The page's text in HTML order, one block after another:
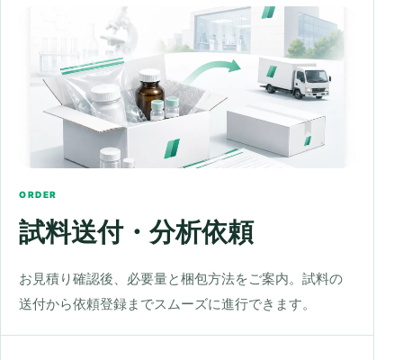
ORDER
試料送付・分析依頼
お見積り確認後、必要量と梱包方法をご案内。試料の
送付から依頼登録までスムーズに進行できます。